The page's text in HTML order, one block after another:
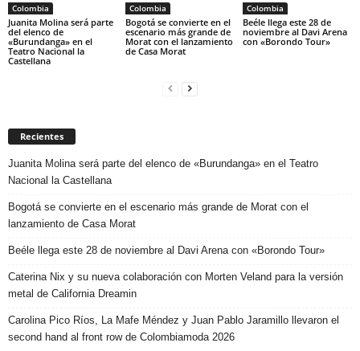
Colombia
Juanita Molina será parte
del elenco de
«Burundanga» en el
Teatro Nacional la
Castellana
Colombia
Bogotá se convierte en el
escenario más grande de
Morat con el lanzamiento
de Casa Morat
Colombia
Beéle llega este 28 de
noviembre al Davi Arena
con «Borondo Tour»
Recientes
Juanita Molina será parte del elenco de «Burundanga» en el Teatro
Nacional la Castellana
Bogotá se convierte en el escenario más grande de Morat con el
lanzamiento de Casa Morat
Beéle llega este 28 de noviembre al Davi Arena con «Borondo Tour»
Caterina Nix y su nueva colaboración con Morten Veland para la versión
metal de California Dreamin
Carolina Pico Ríos, La Mafe Méndez y Juan Pablo Jaramillo llevaron el
second hand al front row de Colombiamoda 2026